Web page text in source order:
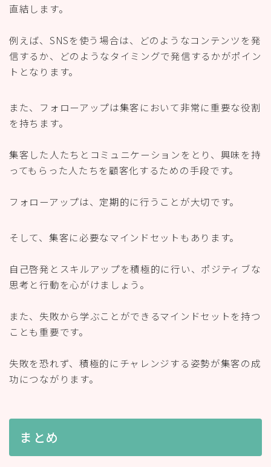
直結します。
例えば、SNSを使う場合は、どのようなコンテンツを発
信するか、どのようなタイミングで発信するかがポイン
トとなります。
また、フォローアップは集客において非常に重要な役割
を持ちます。
集客した人たちとコミュニケーションをとり、興味を持
ってもらった人たちを顧客化するための手段です。
フォローアップは、定期的に行うことが大切です。
そして、集客に必要なマインドセットもあります。
自己啓発とスキルアップを積極的に行い、ポジティブな
思考と行動を心がけましょう。
また、失敗から学ぶことができるマインドセットを持つ
ことも重要です。
失敗を恐れず、積極的にチャレンジする姿勢が集客の成
功につながります。
まとめ